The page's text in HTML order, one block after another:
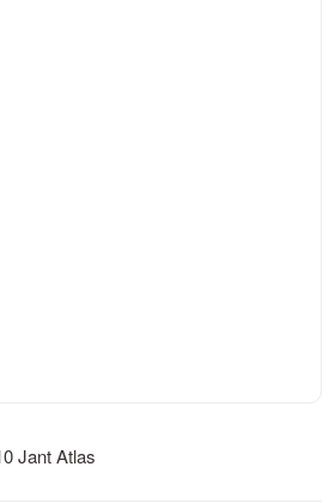
Jant Atlas